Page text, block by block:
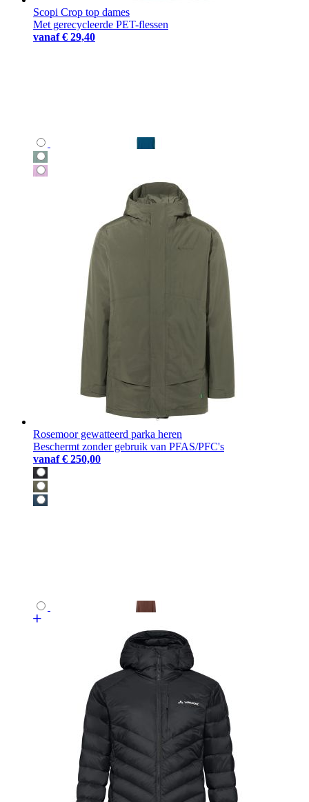
Scopi Crop top dames
Met gerecycleerde PET-flessen
vanaf € 29,40
Rosemoor gewatteerd parka heren
Beschermt zonder gebruik van PFAS/PFC's
vanaf € 250,00